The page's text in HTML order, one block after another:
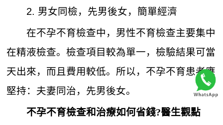
2. 男女同檢，先男後女，簡單經濟
在不孕不育檢查中，男性不育檢查主要集中
在精液檢查。檢查項目較為單一，檢驗結果可當
天出來，而且費用較低。所以，不孕不育患者應
堅持：夫妻同治，先男後女。
不孕不育檢查和治療如何省錢?醫生觀點